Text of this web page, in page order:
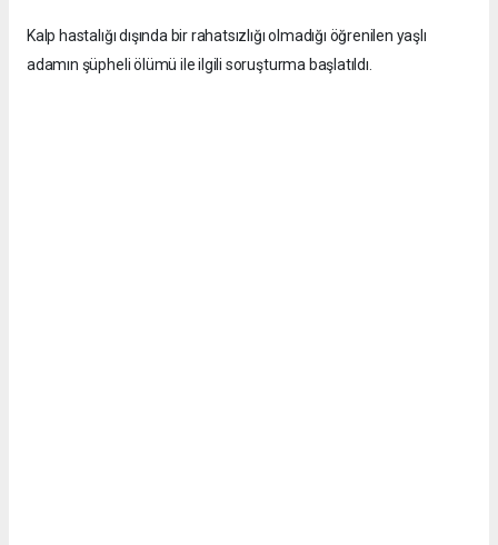
Kalp hastalığı dışında bir rahatsızlığı olmadığı öğrenilen yaşlı
adamın şüpheli ölümü ile ilgili soruşturma başlatıldı.